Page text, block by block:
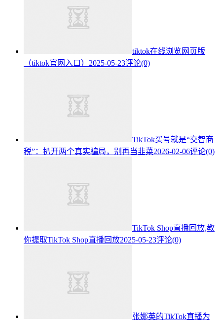
tiktok在线浏览网页版
（tiktok官网入口） 2025-05-23评论(0)
TikTok买号就是“交智商
税”：扒开两个真实骗局，别再当韭菜2026-02-06评论(0)
TikTok Shop直播回放,教
你提取TikTok Shop直播回放2025-05-23评论(0)
张娜英的TikTok直播为